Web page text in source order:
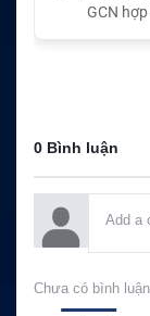
0 Bình luận
Chưa có bình